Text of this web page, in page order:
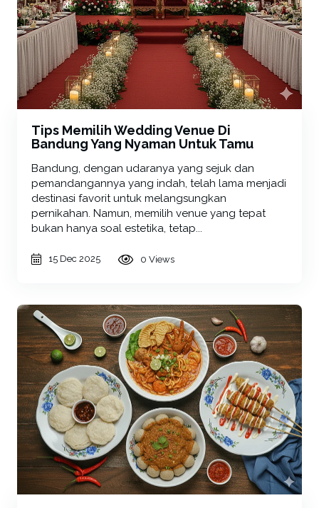
Tips Memilih Wedding Venue Di
Bandung Yang Nyaman Untuk Tamu
Bandung, dengan udaranya yang sejuk dan
pemandangannya yang indah, telah lama menjadi
destinasi favorit untuk melangsungkan
pernikahan. Namun, memilih venue yang tepat
bukan hanya soal estetika, tetap...
15 Dec 2025 0 Views